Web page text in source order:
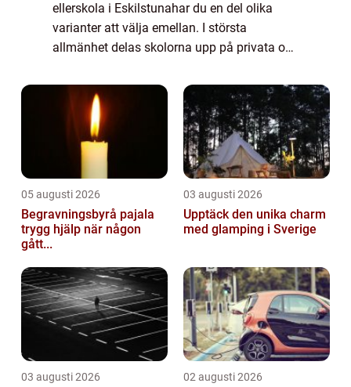
ellerskola i Eskilstunahar du en del olika
varianter att välja emellan. I största
allmänhet delas skolorna upp på privata och
05 augusti 2026
Begravningsbyrå pajala
trygg hjälp när någon
gått...
03 augusti 2026
Upptäck den unika charm
med glamping i Sverige
03 augusti 2026 02 augusti 2026